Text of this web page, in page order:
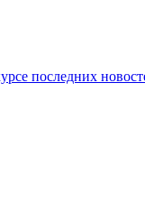
последних